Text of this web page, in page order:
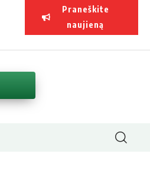
Praneškite
naujieną